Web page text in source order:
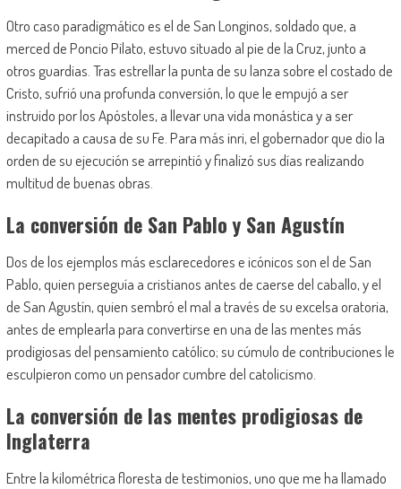
Otro caso paradigmático es el de SanLonginos, soldado que, a
merced de PoncioPilato, estuvo situado al pie de la Cruz, junto a
otros guardias. Tras estrellar la punta de su lanza sobreel costado de
Cristo, sufrió una profunda conversión, lo que le empujó a ser
instruido por los Apóstoles, a llevar una vida monástica y a ser
decapitado a causa de su Fe.Para más inri, el gobernador que dio la
orden de su ejecución se arrepintió y finalizó sus días realizando
multitudde buenas obras.
La conversión de San Pablo y San Agustín
Dosde los ejemplos más esclarecedores e icónicosson elde San
Pablo, quien perseguía a cristianos antes de caerse del caballo, y el
de San Agustín, quien sembró el mal a través de su excelsa oratoria,
antes de emplearla para convertirse en una de las mentesmás
prodigiosasdel pensamientocatólico; su cúmulo de contribuciones le
esculpieron como un pensador cumbre del catolicismo.
La conversión de las mentes prodigiosas de
Inglaterra
Entre la kilométrica floresta de testimonios, uno que me ha llamado